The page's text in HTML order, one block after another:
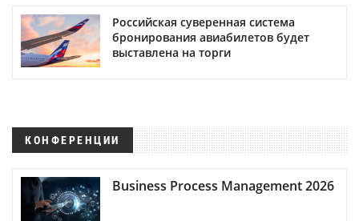
Российская суверенная система
бронирования авиабилетов будет
выставлена на торги
КОНФЕРЕНЦИИ
Business Process Management 2026